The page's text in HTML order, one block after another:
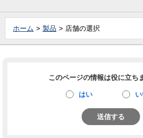
ホーム 製品 店舗の選択
このページの情報は役に立ち
はい い
送信する